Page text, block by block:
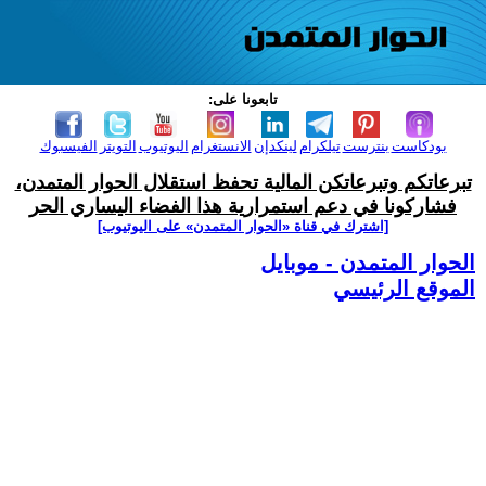
تابعونا على:
الفيسبوك التويتر اليوتيوب الانستغرام لينكدإن تيلكرامبنترست بودكاست
تبرعاتكم وتبرعاتكن المالية تحفظ استقلال الحوار المتمدن،
فشاركونا في دعم استمرارية هذا الفضاء اليساري الحر
[اشترك في قناة ‫«الحوار المتمدن» على اليوتيوب]
الحوار المتمدن - موبايل
الموقع الرئيسي